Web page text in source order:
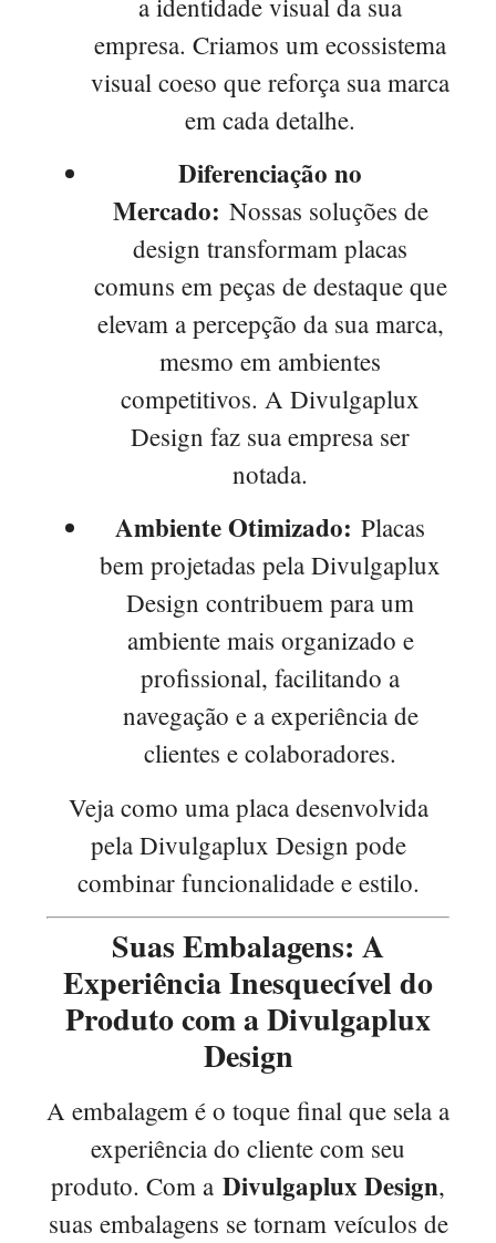
empresa. Criamos um ecossistema
visual coeso que reforça sua marca
em cada detalhe.
Diferenciação no
Mercado: Nossas soluções de
design transformam placas
comuns em peças de destaque que
elevam a percepção da sua marca,
mesmo em ambientes
competitivos. A Divulgaplux
Design faz sua empresa ser
notada.
Ambiente Otimizado: Placas
bem projetadas pela Divulgaplux
Design contribuem para um
ambiente mais organizado e
profissional, facilitando a
navegação e a experiência de
clientes e colaboradores.
Veja como uma placa desenvolvida
pela Divulgaplux Design pode
combinar funcionalidade e estilo.
Suas Embalagens: A
Experiência Inesquecível do
Produto com a Divulgaplux
Design
A embalagem é o toque final que sela a
experiência do cliente com seu
produto. Com a Divulgaplux Design,
suas embalagens se tornam veículos de